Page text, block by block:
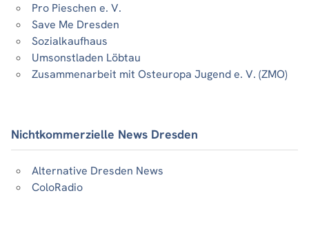
Pro Pieschen e. V.
Save Me Dresden
Sozialkaufhaus
Umsonstladen Löbtau
Zusammenarbeit mit Osteuropa Jugend e. V. (ZMO)
Nichtkommerzielle News Dresden
Alternative Dresden News
ColoRadio